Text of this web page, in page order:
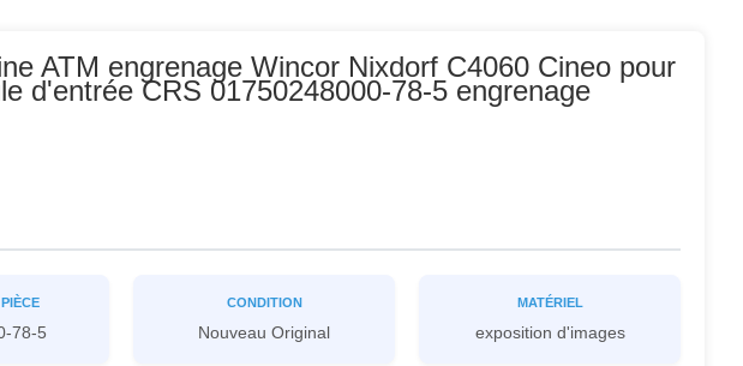
ATM engrenage Wincor Nixdorf C4060 Cineo pour
d'entrée CRS 01750248000-78-5 engrenage
78-5
CONDITION
Nouveau Original
MATÉRIEL
exposition d'images